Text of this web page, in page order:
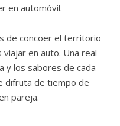
en automóvil.
de concoer el territorio
en auto. Una real
y los sabores de cada
difruta de tiempo de
pareja.